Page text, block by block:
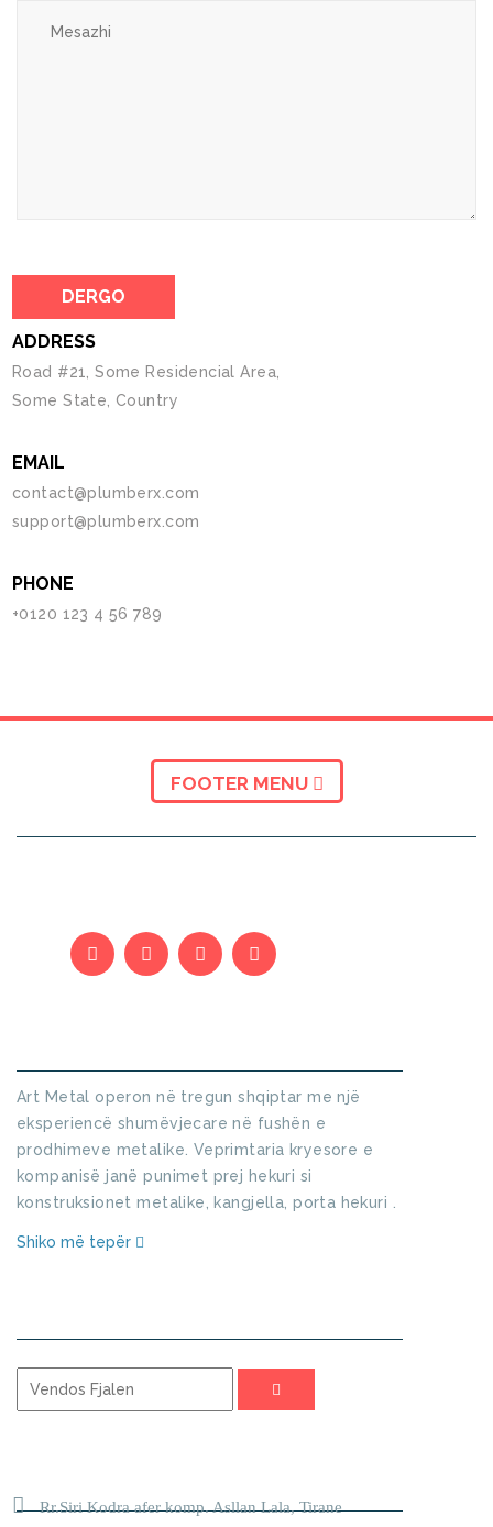
ADDRESS
Road #21, Some Residencial Area,
Some State, Country
EMAIL
contact@plumberx.com
support@plumberx.com
PHONE
+0120 123 4 56 789
FOOTER MENU
Art Metal operon në tregun shqiptar me një
eksperiencë shumëvjecare në fushën e
prodhimeve metalike. Veprimtaria kryesore e
kompanisë janë punimet prej hekuri si
konstruksionet metalike, kangjella, porta hekuri .
Shiko më tepër
Rr.Siri Kodra afer komp. Asllan Lala, Tirane